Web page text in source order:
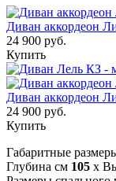
Диван аккордеон
24 900 руб.
Купить
Диван аккордеон
24 900 руб.
Купить
Габаритные
Глубина см 105 x